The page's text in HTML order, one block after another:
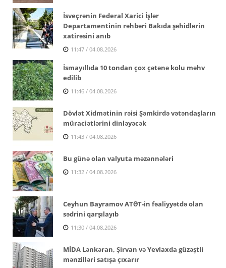
İsveçrənin Federal Xarici İşlər
Departamentinin rəhbəri Bakıda şəhidlərin
xatirəsini anıb
11:47 / 04.08.2026
İsmayıllıda 10 tondan çox çətənə kolu məhv
edilib
11:46 / 04.08.2026
Dövlət Xidmətinin rəisi Şəmkirdə vətəndaşların
müraciətlərini dinləyəcək
11:43 / 04.08.2026
Bu günə olan valyuta məzənnələri
11:32 / 04.08.2026
Ceyhun Bayramov ATƏT-in fəaliyyətdə olan
sədrini qarşılayıb
11:30 / 04.08.2026
MİDA Lənkəran, Şirvan və Yevlaxda güzəştli
mənzilləri satışa çıxarır